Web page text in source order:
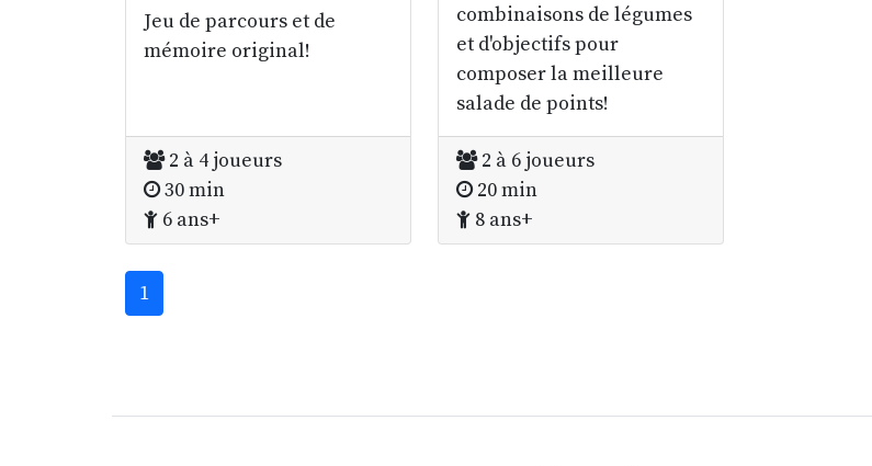
Jeu de parcours et de
mémoire original!
2 à 4 joueurs
30 min
6 ans+
combinaisons de légumes
et d'objectifs pour
composer la meilleure
salade de points!
2 à 6 joueurs
20 min
8 ans+
1